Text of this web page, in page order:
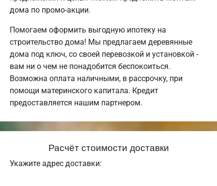
дома по промо-акции.
Помогаем оформить выгодную ипотеку на
строительство дома! Мы предлагаем деревянные
дома под ключ, со своей перевозкой и установкой -
вам ни о чем не понадобится беспокоиться.
Возможна оплата наличными, в рассрочку, при
помощи материнского капитала. Кредит
предоставляется нашим партнером.
Расчёт стоимости доставки
Укажите адрес доставки: